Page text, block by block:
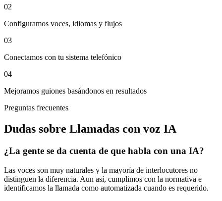
02
Configuramos voces, idiomas y flujos
03
Conectamos con tu sistema telefónico
04
Mejoramos guiones basándonos en resultados
Preguntas frecuentes
Dudas sobre Llamadas con voz IA
¿La gente se da cuenta de que habla con una IA?
Las voces son muy naturales y la mayoría de interlocutores no
distinguen la diferencia. Aun así, cumplimos con la normativa e
identificamos la llamada como automatizada cuando es requerido.